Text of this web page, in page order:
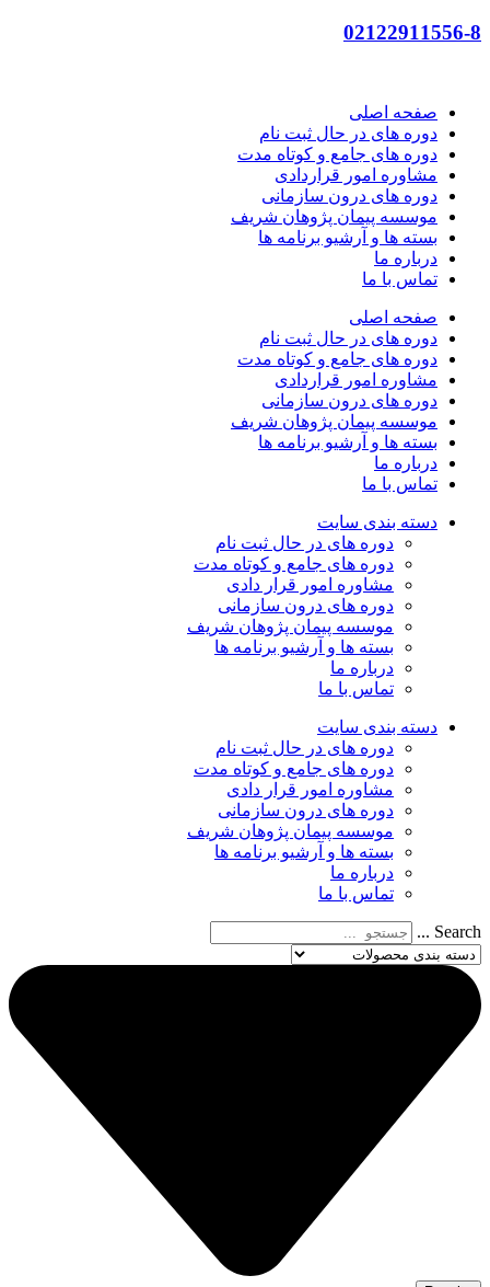
02122911556-8
صفحه اصلی
دوره های در حال ثبت نام
دوره های جامع و کوتاه مدت
مشاوره امور قراردادی
دوره های درون سازمانی
موسسه پیمان پژوهان شریف
بسته ها و آرشیو برنامه ها
درباره ما
تماس با ما
صفحه اصلی
دوره های در حال ثبت نام
دوره های جامع و کوتاه مدت
مشاوره امور قراردادی
دوره های درون سازمانی
موسسه پیمان پژوهان شریف
بسته ها و آرشیو برنامه ها
درباره ما
تماس با ما
دسته‌ بندی سایت
دوره های در حال ثبت نام
دوره های جامع و کوتاه مدت
مشاوره امور قرار دادی
دوره های درون سازمانی
موسسه پیمان پژوهان شریف
بسته ها و آرشیو برنامه ها
درباره ما
تماس با ما
دسته‌ بندی سایت
دوره های در حال ثبت نام
دوره های جامع و کوتاه مدت
مشاوره امور قرار دادی
دوره های درون سازمانی
موسسه پیمان پژوهان شریف
بسته ها و آرشیو برنامه ها
درباره ما
تماس با ما
Search ...